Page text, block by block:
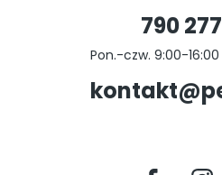
790
Pon.-czw. 9:00-